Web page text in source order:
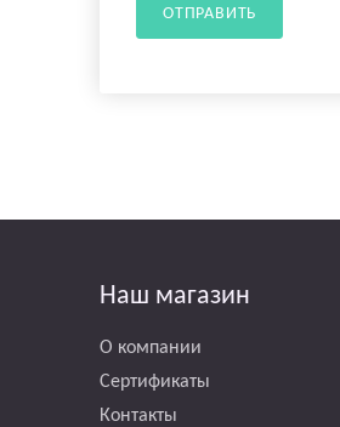
ОТПРАВИТЬ
Наш магазин
О компании
Сертификаты
Контакты